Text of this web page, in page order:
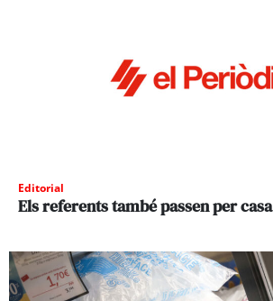
Editorial
Els referents també passen per casa